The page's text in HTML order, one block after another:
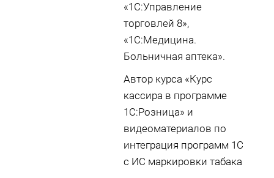
«1С:Управление
торговлей 8»,
«1С:Медицина.
Больничная аптека».
Автор курса «Курс
кассира в программе
1С:Розница» и
видеоматериалов по
интеграция программ 1С
с ИС маркировки табака